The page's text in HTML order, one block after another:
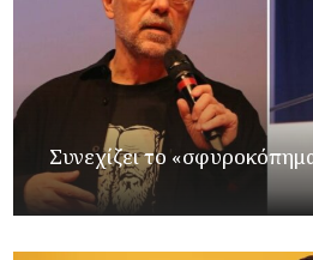
Συνεχίζει το